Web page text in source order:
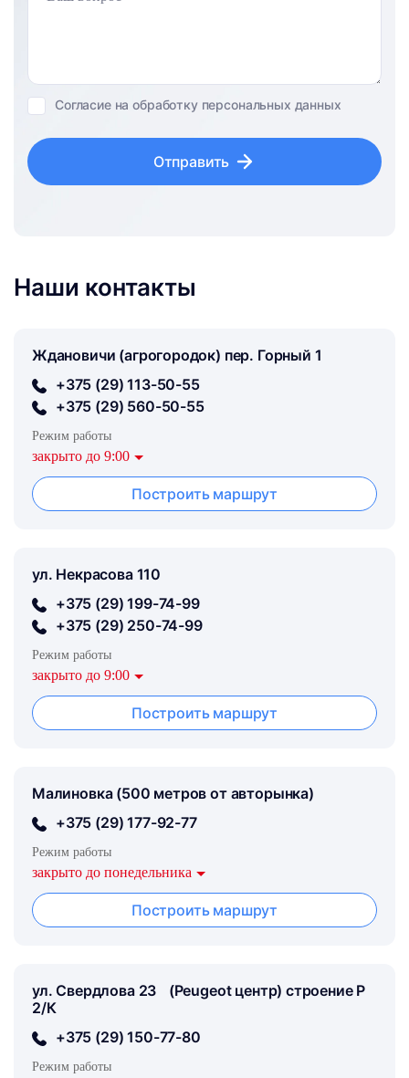
Согласие на обработку персональных данных
Отправить
Наши контакты
Ждановичи (агрогородок) пер. Горный 1
+375 (29) 113-50-55
+375 (29) 560-50-55
Режим работы
закрыто до 9:00
Построить маршрут
ул. Некрасова 110
+375 (29) 199-74-99
+375 (29) 250-74-99
Режим работы
закрыто до 9:00
Построить маршрут
Малиновка (500 метров от авторынка)
+375 (29) 177-92-77
Режим работы
закрыто до понедельника
Построить маршрут
ул. Свердлова 23 (Peugeot центр) строение Р
2/К
+375 (29) 150-77-80
Режим работы